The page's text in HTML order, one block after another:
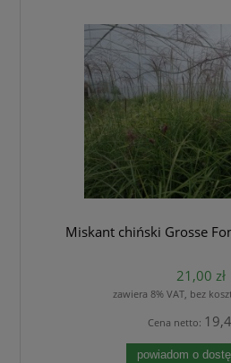
Miskant chiński Grosse
21,00 zł
zawiera 8% VAT, bez
Cena netto:
powiadom o